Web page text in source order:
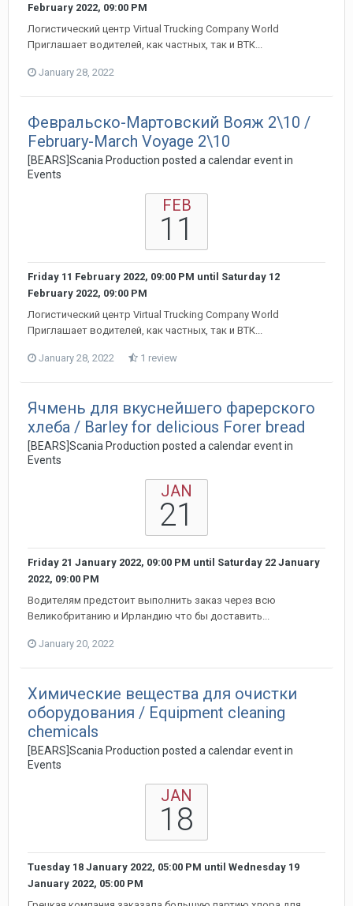
February 2022, 09:00 PM
Логистический центр Virtual Trucking Company World
Приглашает водителей, как частных, так и ВТК...
January 28, 2022
Февральско-Мартовский Вояж 2\10 /
February-March Voyage 2\10
[BEARS]Scania Production posted a calendar event in
Events
FEB
11
Friday 11 February 2022, 09:00 PM until Saturday 12
February 2022, 09:00 PM
Логистический центр Virtual Trucking Company World
Приглашает водителей, как частных, так и ВТК...
January 28, 2022 1 review
Ячмень для вкуснейшего фарерского
хлеба / Barley for delicious Forer bread
[BEARS]Scania Production posted a calendar event in
Events
JAN
21
Friday 21 January 2022, 09:00 PM until Saturday 22 January
2022, 09:00 PM
Водителям предстоит выполнить заказ через всю
Великобританию и Ирландию что бы доставить...
January 20, 2022
Химические вещества для очистки
оборудования / Equipment cleaning
chemicals
[BEARS]Scania Production posted a calendar event in
Events
JAN
18
Tuesday 18 January 2022, 05:00 PM until Wednesday 19
January 2022, 05:00 PM